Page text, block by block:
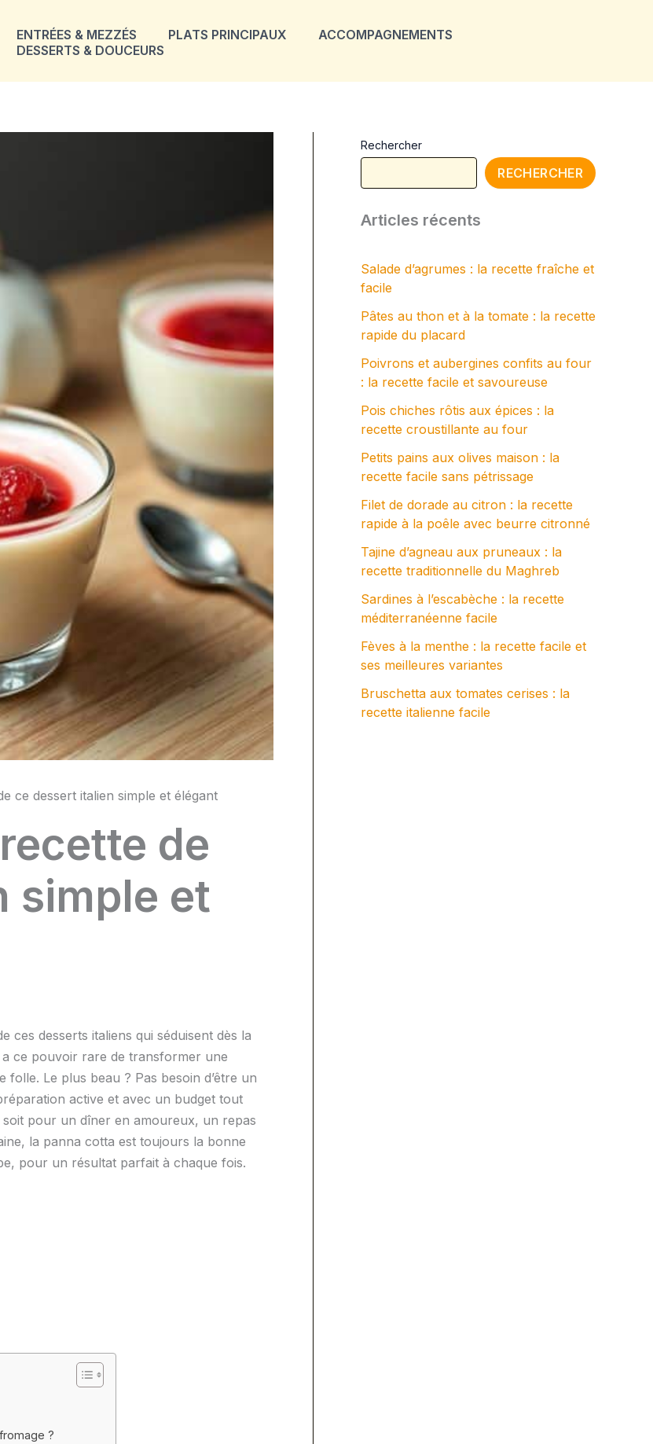
ENTRÉES & MEZZÉS PLATS PRINCIPAUX
ACCOMPAGNEMENTS
DESSERTS & DOUCEURS
ce dessert italien simple et élégant
de
simple et
ces desserts italiens qui séduisent dès la
ce pouvoir rare de transformer une
folle. Le plus beau ? Pas besoin d’être un
active et avec un budget tout
pour un dîner en amoureux, un repas
la panna cotta est toujours la bonne
pour un résultat parfait à chaque fois.
?
Rechercher
RECHERCHER
Articles récents
Salade d’agrumes : la recette fraîche et
facile
Pâtes au thon et à la tomate : la recette
rapide du placard
Poivrons et aubergines confits au four
: la recette facile et savoureuse
Pois chiches rôtis aux épices : la
recette croustillante au four
Petits pains aux olives maison : la
recette facile sans pétrissage
Filet de dorade au citron : la recette
rapide à la poêle avec beurre citronné
Tajine d’agneau aux pruneaux : la
recette traditionnelle du Maghreb
Sardines à l’escabèche : la recette
méditerranéenne facile
Fèves à la menthe : la recette facile et
ses meilleures variantes
Bruschetta aux tomates cerises : la
recette italienne facile